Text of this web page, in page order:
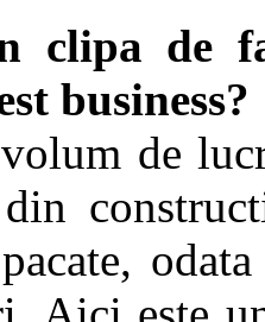
clipa de
business?
de